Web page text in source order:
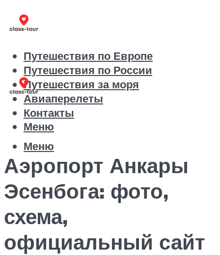
Путешествия по Европе
Путешествия по России
Путешествия за моря
Авиаперелеты
Контакты
Меню
Меню
Аэропорт Анкары
Эсенбога: фото,
схема,
официальный сайт